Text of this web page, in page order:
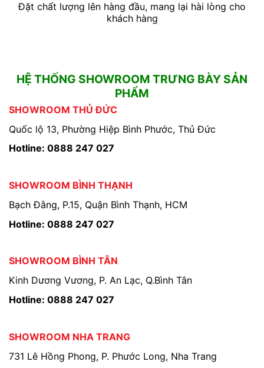
Đặt chất lượng lên hàng đầu, mang lại hài lòng cho
khách hàng
HỆ THỐNG SHOWROOM TRƯNG BÀY SẢN
PHẨM
SHOWROOM THỦ ĐỨC
Quốc lộ 13, Phường Hiệp Bình Phước, Thủ Đức
Hotline: 0888 247 027
SHOWROOM BÌNH THẠNH
Bạch Đằng, P.15, Quận Bình Thạnh, HCM
Hotline: 0888 247 027
SHOWROOM BÌNH TÂN
Kinh Dương Vương, P. An Lạc, Q.Bình Tân
Hotline: 0888 247 027
SHOWROOM NHA TRANG
731 Lê Hồng Phong, P. Phước Long, Nha Trang